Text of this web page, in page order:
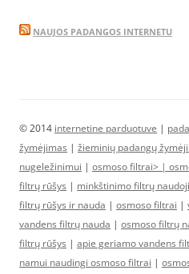
NAUJOS PADANGOS INTERNETU
© 2014 internetine parduotuve |
žymėjimas | žieminių padangų
nugeležinimui | osmoso filtrai> |
filtrų rūšys | minkštinimo filtrų
filtrų rūšys ir nauda | osmoso filtrai |
vandens filtrų nauda | osmoso filtrų
filtrų rūšys | apie geriamo vandens
namui naudingi osmoso filtrai |